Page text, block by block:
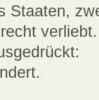
Staaten,
verliebt.